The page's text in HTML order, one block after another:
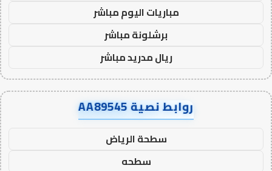
مباريات اليوم مباشر
برشلونة مباشر
ريال مدريد مباشر
روابط نصية AA89545
سطحة الرياض
سطحه